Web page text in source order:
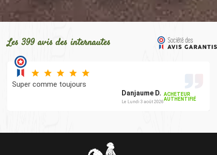
Les 399 avis des internautes
Super comme toujours
Danjaume D.
Le Lundi 3 août 2026
ACHETEUR
AUTHENTIFIÉ